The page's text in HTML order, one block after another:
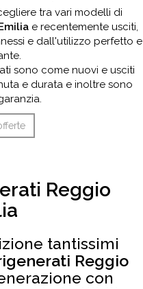
tra vari modelli di
e recentemente usciti,
e dall'utilizzo perfetto e
sono come nuovi e usciti
e durata e inoltre sono
Reggio
tantissimi
Reggio
con